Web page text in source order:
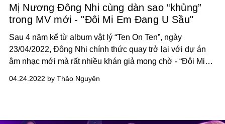
Mị Nương Đông Nhi cùng dàn sao “khủng”
trong MV mới - "Đôi Mi Em Đang U Sầu"
Sau 4 năm kể từ album vật lý “Ten On Ten”, ngày
23/04/2022, Đông Nhi chính thức quay trở lại với dự án
âm nhạc mới mà rất nhiều khán giả mong chờ - “Đôi Mi
mô chưa từng có trước đây và thời gian thực hiện dài
04.24.2022 by Thảo Nguyên